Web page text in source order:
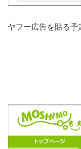
ヤフー広告を貼る予